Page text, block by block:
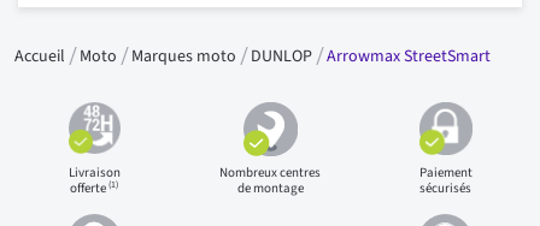
Accueil Moto Marques moto DUNLOP Arrowmax StreetSmart
Livraison
offerte(1)
Nombreux centres
de montage
Paiement
sécurisés